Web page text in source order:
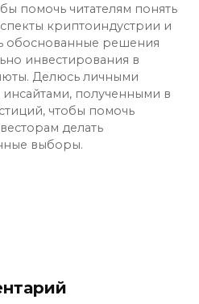
помочь читателям понять
криптоиндустрии и
обоснованные решения
инвестирования в
Делюсь личными
полученными в
чтобы помочь
делать
выборы.